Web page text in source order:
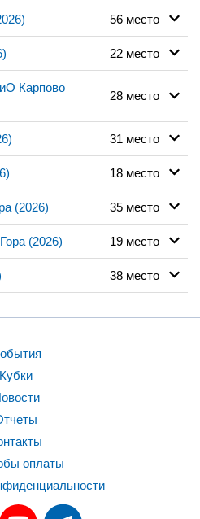
56 место
22 место
Карпово
28 место
31 место
18 место
(2026) 35 место
(2026) 19 место
38 место
Кубки
оплаты